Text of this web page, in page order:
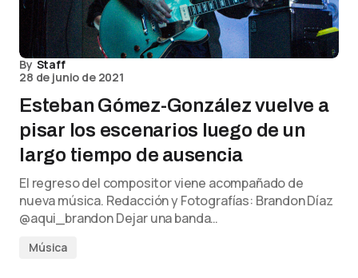
By Staff
28 de junio de 2021
Esteban Gómez-González vuelve a
pisar los escenarios luego de un
largo tiempo de ausencia
El regreso del compositor viene acompañado de
nueva música. Redacción y Fotografías: Brandon Díaz
@aqui_brandon Dejar una banda…
Música